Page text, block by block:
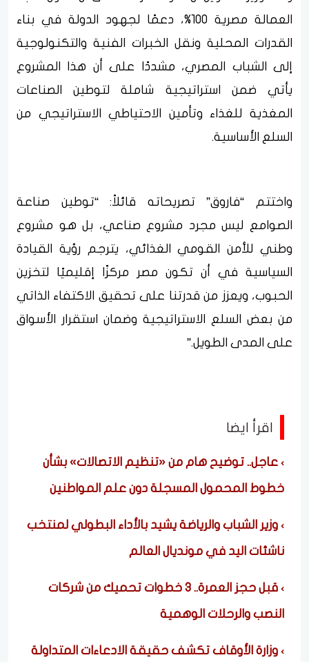
العمالة مصرية 100%، دعمًا لجهود الدولة في بناء
القدرات المحلية ونقل الخبرات الفنية والتكنولوجية
إلى الشباب المصري، مشددًا على أن هذا المشروع
يأتي ضمن استراتيجية شاملة لتوطين الصناعات
المغذية للغذاء وتأمين الاحتياطي الاستراتيجي من
السلع الأساسية.
واختتم “فاروق” تصريحاته قائلاً: “توطين صناعة
الصوامع ليس مجرد مشروع صناعي، بل هو مشروع
وطني للأمن القومي الغذائي، يترجم رؤية القيادة
السياسية في أن تكون مصر مركزًا إقليميًا لتخزين
الحبوب، ويعزز من قدرتنا على تحقيق الاكتفاء الذاتي
من بعض السلع الاستراتيجية وضمان استقرار الأسواق
على المدى الطويل.”
اقرأ ايضا
عاجل.. توضيح هام من «تنظيم الاتصالات» بشأن
خطوط المحمول المسجلة دون علم المواطنين
وزير الشباب والرياضة يشيد بالأداء البطولي لمنتخب
ناشئات اليد في مونديال العالم
قبل حجز العمرة.. 3 خطوات تحميك من شركات
النصب والرحلات الوهمية
وزارة الأوقاف تكشف حقيقة الادعاءات المتداولة